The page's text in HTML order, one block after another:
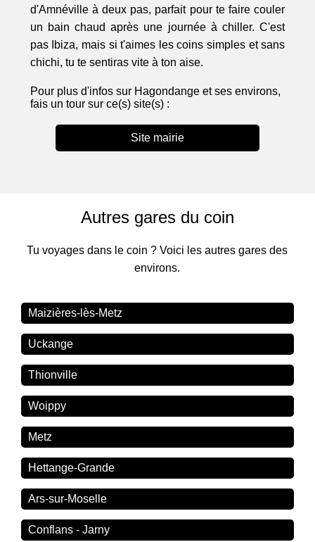
d'Amnéville à deux pas, parfait pour te faire couler
un bain chaud après une journée à chiller. C'est
pas Ibiza, mais si t'aimes les coins simples et sans
chichi, tu te sentiras vite à ton aise.
Pour plus d'infos sur Hagondange et ses environs,
fais un tour sur ce(s) site(s) :
Site mairie
Autres gares du coin
Tu voyages dans le coin ? Voici les autres gares des
environs.
Maizières-lès-Metz
Uckange
Thionville
Woippy
Metz
Hettange-Grande
Ars-sur-Moselle
Conflans - Jarny